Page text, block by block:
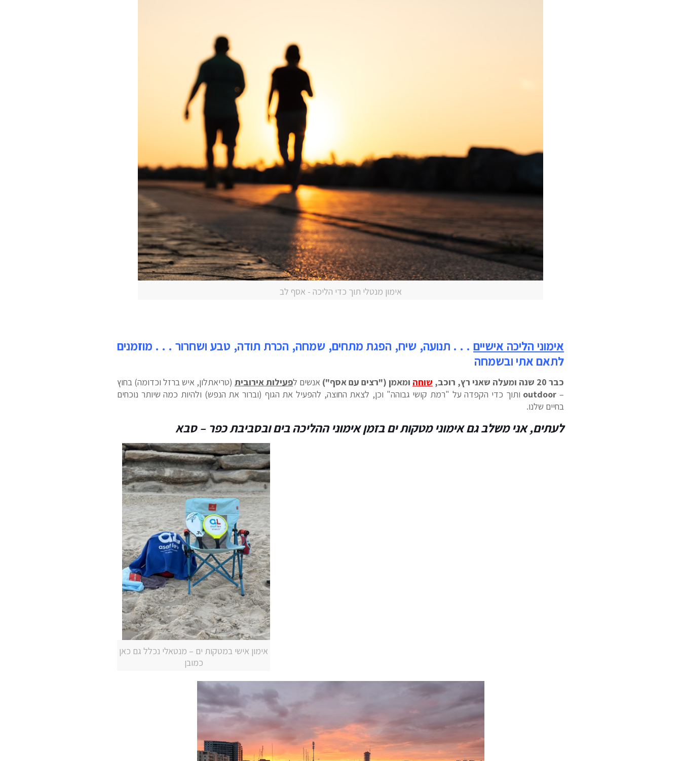
אימון מנטלי תוך כדי הליכה - אסף לב
אימוני הליכה אישיים. . . תנועה, שיח, הפגת מתחים, שמחה, הכרת תודה, טבע ושחרור . . . מוזמנים
לתאם אתי ובשמחה
כבר 20 שנה ומעלה שאני רץ, רוכב, שוחה ומאמן ("רצים עם אסף") אנשים לפעילות אירובית (טריאתלון, איש ברזל וכדומה) בחוץ
–
outdoor ותוך כדי הקפדה על "רמת קושי גבוהה" וכן, לצאת החוצה, להפעיל את הגוף (וברור את הנפש) ולהיות כמה שיותר נוכחים
בחיים שלנו.
לעתים, אני משלב גם אימוני מטקות ים בזמן אימוני ההליכה בים ובסביבת כפר – סבא
אימון אישי במטקות ים – מנטאלי נכלל גם כאן
כמובן